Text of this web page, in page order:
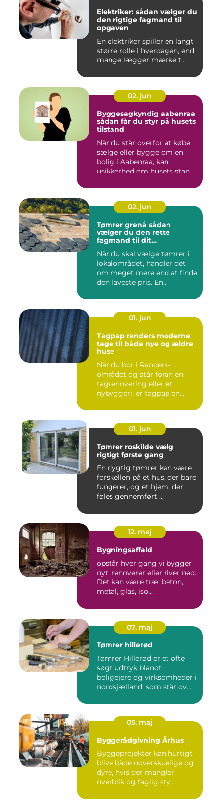
Elektriker: sådan vælger du
den rigtige fagmand til
opgaven
En elektriker spiller en langt
større rolle i hverdagen, end
mange lægger mærke t...
02. jun
Byggesagkyndig aabenraa
sådan får du styr på husets
tilstand
Når du står overfor at købe,
sælge eller bygge om en
bolig i Aabenraa, kan
usikkerhed om husets stan...
02. jun
Tømrer grenå sådan
vælger du den rette
fagmand til dit
Når du skal vælge tømrer i
lokalområdet, handler det
om meget mere end at finde
den laveste pris. En...
01. jun
Tagpap randers moderne
tage til både nye og ældre
huse
Når du bor i Randers-
området og står foran en
tagrenovering eller et
nybyggeri, er tagpap en
01. jun
Tømrer roskilde vælg
rigtigt første gang
En dygtig tømrer kan være
forskellen på et hus, der bare
fungerer, og et hjem, der
føles gennemført ...
12. maj
Bygningsaffald
opstår hver gang vi bygger
nyt, renoverer eller river ned.
Det kan være træ, beton,
metal, glas, iso...
07. maj
Tømrer hillerød
Tømrer Hillerød er et ofte
søgt udtryk blandt
boligejere og virksomheder i
nordsjælland, som står ov...
05. maj
Byggerådgivning Århus
Byggeprojekter kan hurtigt
blive både uoverskuelige og
dyre, hvis der mangler
overblik og faglig sty...